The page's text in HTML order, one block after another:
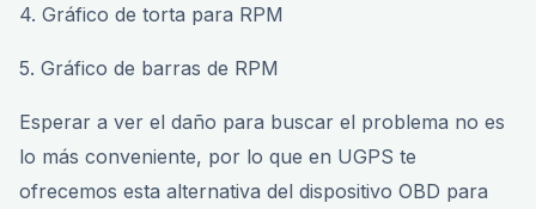
4. Gráfico de torta para RPM
5. Gráfico de barras de RPM
Esperar a ver el daño para buscar el problema no es
lo más conveniente, por lo que en UGPS te
ofrecemos esta alternativa del dispositivo OBD para